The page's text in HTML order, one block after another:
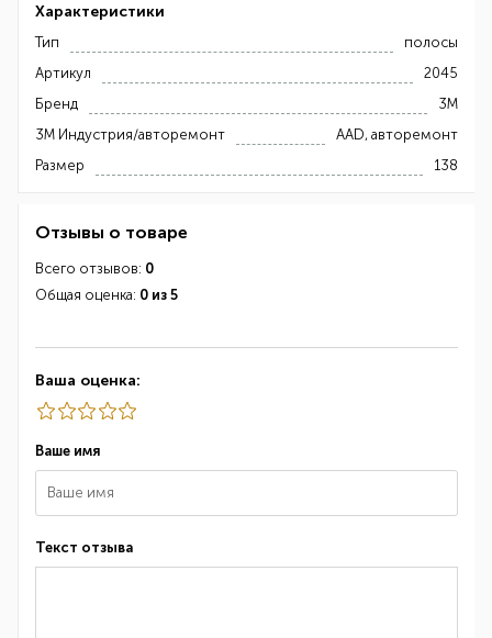
Характеристики
Тип
полосы
Артикул
2045
Бренд
3М
3М Индустрия/авторемонт
AAD, авторемонт
Размер
138
Отзывы о товаре
Всего отзывов: 0
Общая оценка: 0 из 5
Ваша оценка:
Ваше имя
Текст отзыва